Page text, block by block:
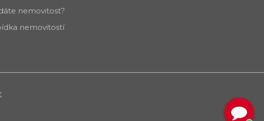
nemovitost?
nemovitostí